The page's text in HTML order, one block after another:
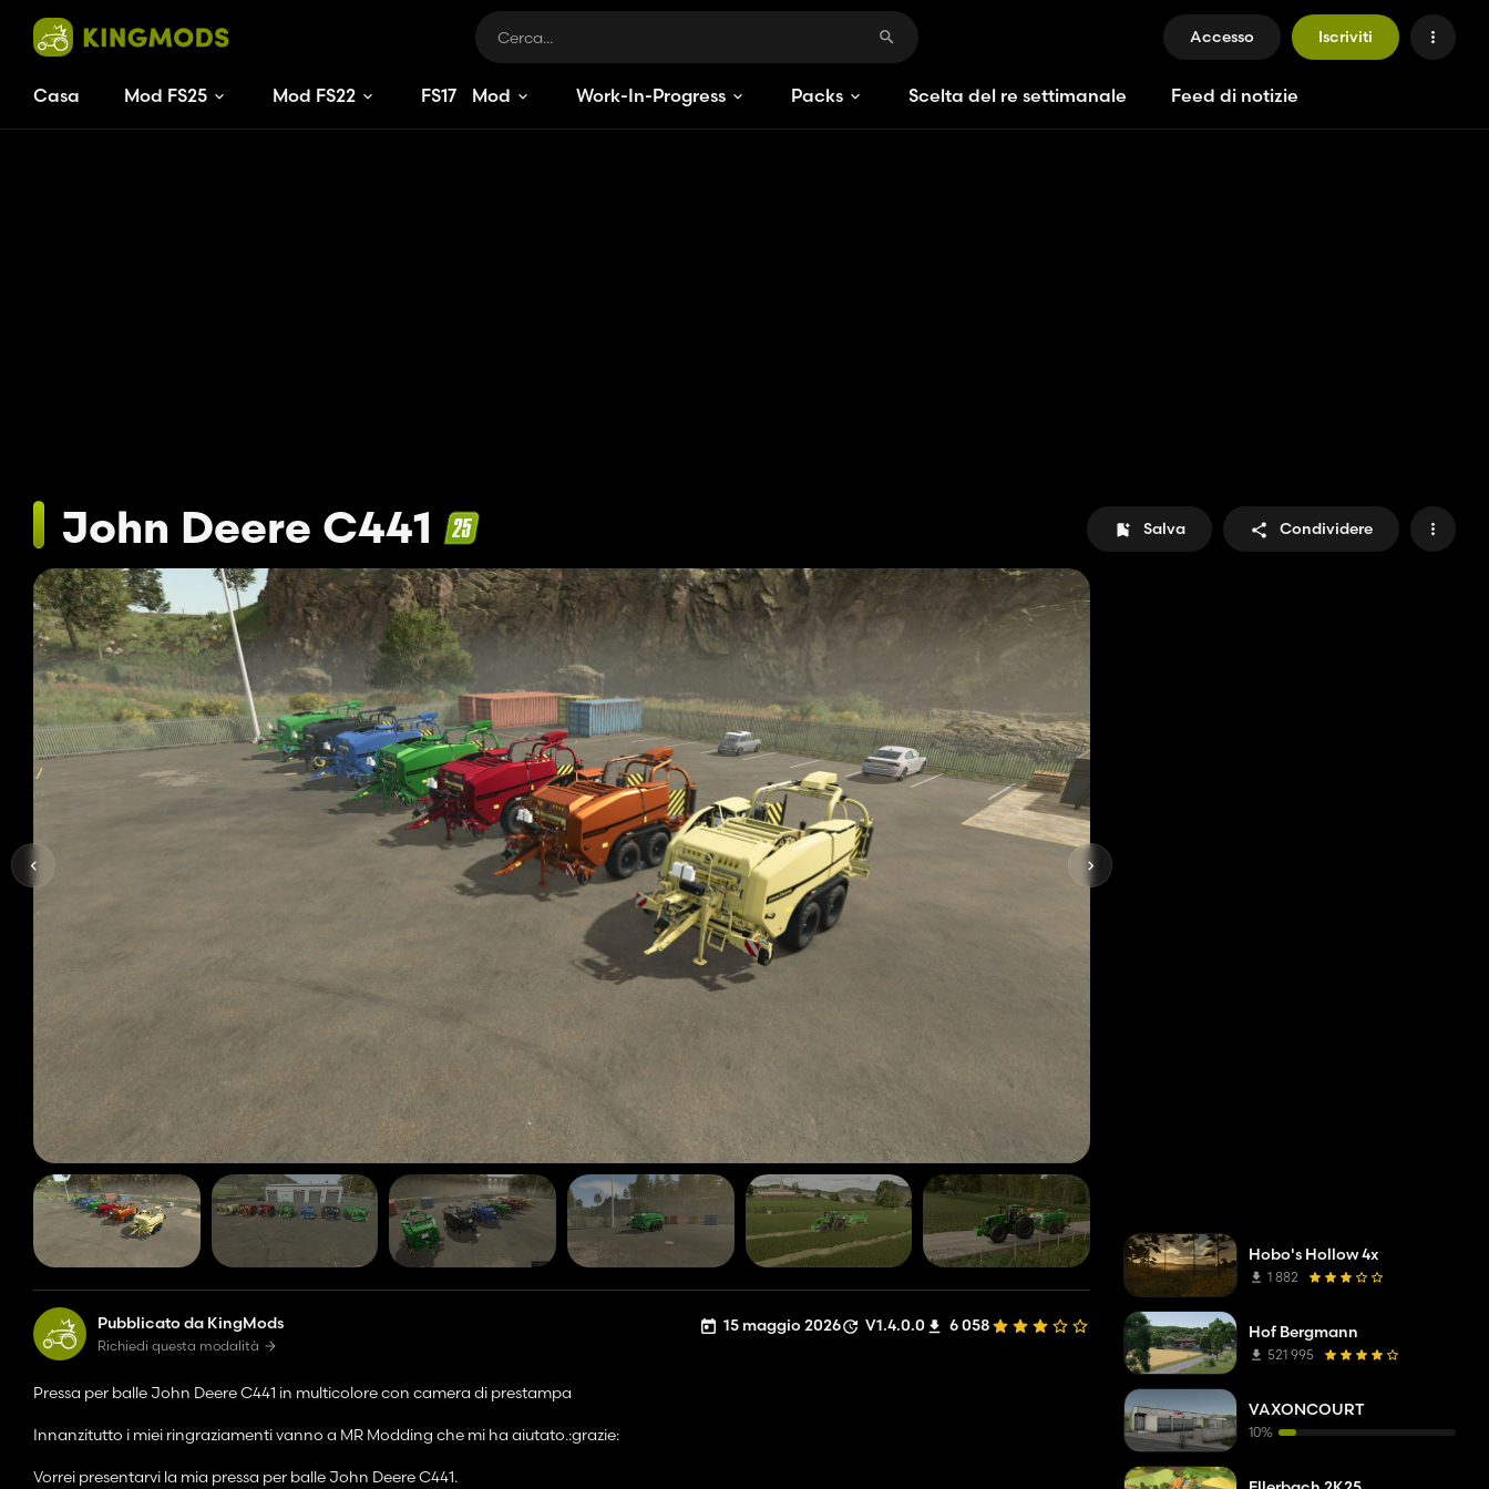
Accesso Iscriviti
Casa Mod FS25 Mod FS22 FS17 Mod Work-In-Progress Packs Scelta del re settimanale Feed di notizie
John Deere C441 Salva Condividere
Pubblicato da KingMods
Richiedi questa modalità
15 maggio 2026 V1.4.0.0 6 058
Pressa per balle John Deere C441 in multicolore con camera di prestampa
Innanzitutto i miei ringraziamenti vanno a MR Modding che mi ha aiutato.:grazie:
Vorrei presentarvi la mia pressa per balle John Deere C441.
Hobo's Hollow 4x
1 882
Hof Bergmann
521 995
VAXONCOURT
10%